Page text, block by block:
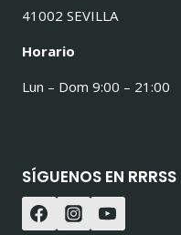
41002 SEVILLA
Horario
Lun – Dom 9:00 – 21:00
SÍGUENOS EN RRRSS